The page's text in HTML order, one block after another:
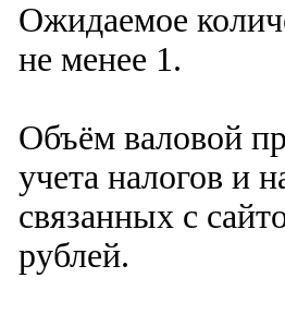
Ожидаемое
не менее 1.
Объём валовой
учета налогов и
связанных с
рублей.